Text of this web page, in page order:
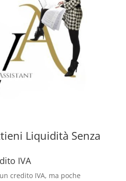
Liquidità Senza
IVA
credito IVA, ma poche